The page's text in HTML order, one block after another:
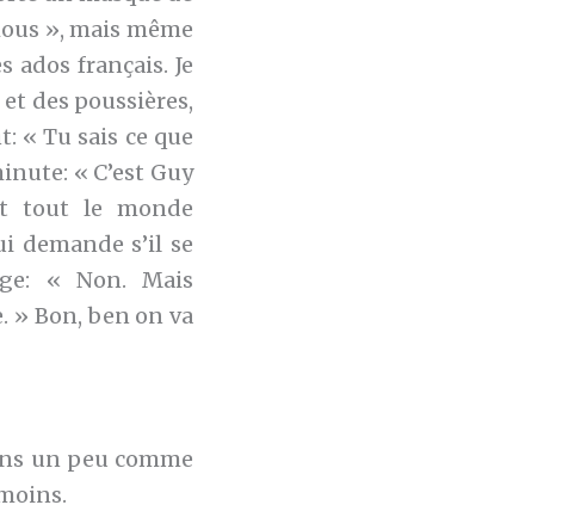
», mais même
ados français. Je
des poussières,
« Tu sais ce que
« C’est Guy
tout le monde
demande s’il se
« Non. Mais
» Bon, ben on va
un peu comme